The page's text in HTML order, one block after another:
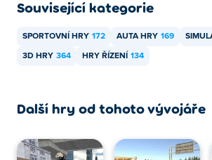
Související kategorie
SPORTOVNÍ HRY 172 AUTA HRY 169
3D HRY 364 HRY ŘÍZENÍ 134
Další hry od tohoto vývojáře